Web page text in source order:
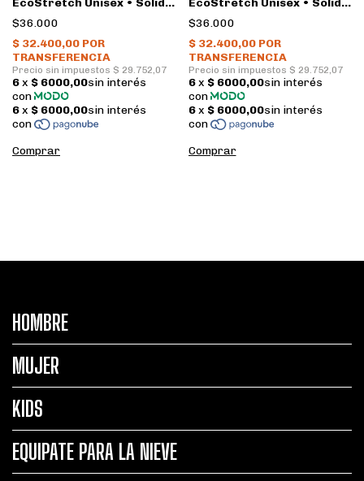
EcoStretch Unisex • Solid
Castlerock Grey
$36.000
EcoStretch Unisex • Solid
Night blue
$36.000
HOMBRE
MUJER
KIDS
EQUIPATE PARA LA NIEVE